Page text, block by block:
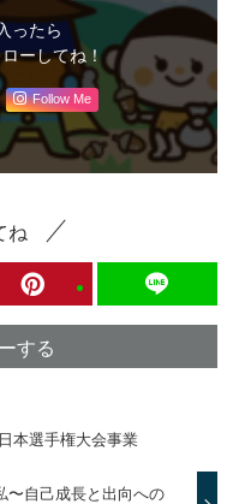
ったら
ーしてね！
Follow Me
ね
する
本選手権大会事業
〜自己成長と出向への